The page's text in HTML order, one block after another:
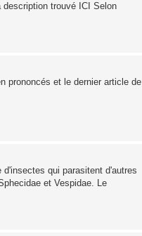
trouvé ICI Selon
prononcés et le dernier article de
qui parasitent d'autres
et Vespidae. Le